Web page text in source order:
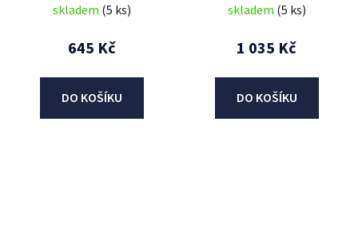
skladem (5 ks)
645 Kč
DO KOŠÍKU
skladem (5 ks)
1 035 Kč
DO KOŠÍKU